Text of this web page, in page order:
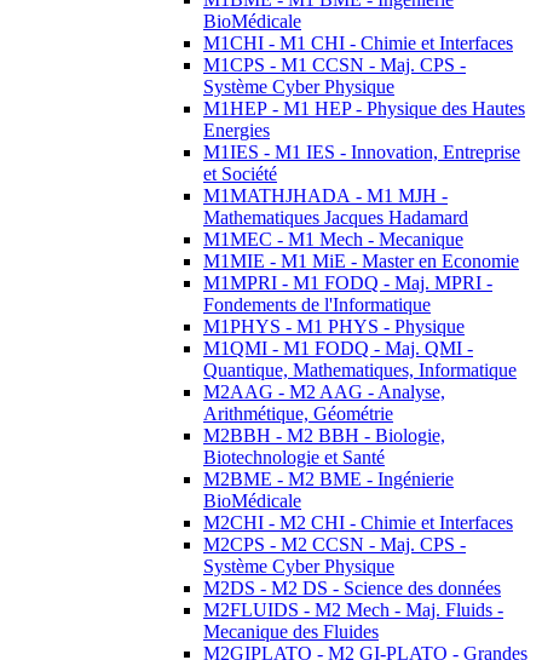
BioMédicale
M1CHI - M1 CHI - Chimie et Interfaces
M1CPS - M1 CCSN - Maj. CPS -
Système Cyber Physique
M1HEP - M1 HEP - Physique des Hautes
Energies
M1IES - M1 IES - Innovation, Entreprise
et Société
M1MATHJHADA - M1 MJH -
Mathematiques Jacques Hadamard
M1MEC - M1 Mech - Mecanique
M1MIE - M1 MiE - Master en Economie
M1MPRI - M1 FODQ - Maj. MPRI -
Fondements de l'Informatique
M1PHYS - M1 PHYS - Physique
M1QMI - M1 FODQ - Maj. QMI -
Quantique, Mathematiques, Informatique
M2AAG - M2 AAG - Analyse,
Arithmétique, Géométrie
M2BBH - M2 BBH - Biologie,
Biotechnologie et Santé
M2BME - M2 BME - Ingénierie
BioMédicale
M2CHI - M2 CHI - Chimie et Interfaces
M2CPS - M2 CCSN - Maj. CPS -
Système Cyber Physique
M2DS - M2 DS - Science des données
M2FLUIDS - M2 Mech - Maj. Fluids -
Mecanique des Fluides
M2GIPLATO - M2 GI-PLATO - Grandes